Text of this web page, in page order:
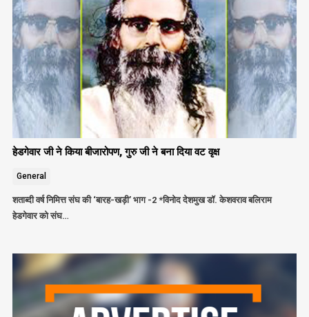
हेडगेवार जी ने किया बीजारोपण, गुरु जी ने बना दिया वट वृक्ष
General
शताब्दी वर्ष निमित्त संघ की ‘बारह-खड़ी’ भाग -2 *विनोद देशमुख डॉ. केशवराव बलिराम
हेडगेवार को संघ…